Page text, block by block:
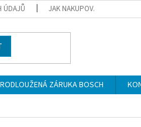
ÚDAJŮ JAK NAKUPOVAT
ZÁRUKA BOSCH